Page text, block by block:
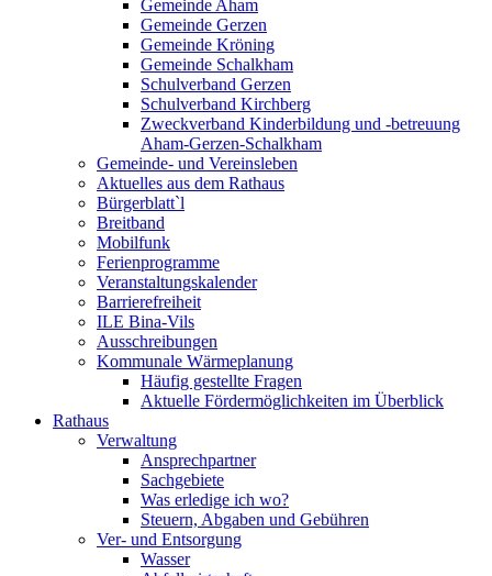
Gemeinde Aham
Gemeinde Gerzen
Gemeinde Kröning
Gemeinde Schalkham
Schulverband Gerzen
Schulverband Kirchberg
Zweckverband Kinderbildung und -betreuung
Aham-Gerzen-Schalkham
Gemeinde- und Vereinsleben
Aktuelles aus dem Rathaus
Bürgerblatt`l
Breitband
Mobilfunk
Ferienprogramme
Veranstaltungskalender
Barrierefreiheit
ILE Bina-Vils
Ausschreibungen
Kommunale Wärmeplanung
Häufig gestellte Fragen
Aktuelle Fördermöglichkeiten im Überblick
Rathaus
Verwaltung
Ansprechpartner
Sachgebiete
Was erledige ich wo?
Steuern, Abgaben und Gebühren
Ver- und Entsorgung
Wasser